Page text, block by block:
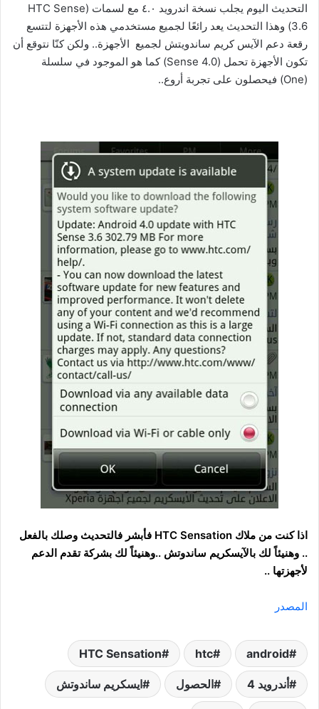
التحديث اليوم يجلب نسخة اندرويد ٤.٠ مع لسمات (HTC Sense
3.6) وهذا التحديث يعد رائعًا لجميع مستخدمي هذه الأجهزة لتتسع
رقعة دعم الآيس كريم ساندويتش لجميع الأجهزة.. ولكن كنّا نتوقع أن
تكون الأجهزة تحمل (Sense 4.0) كما هو الموجود في سلسلة
(One) فيحصلون على تجربة أروع..
اذا كنت من ملاك HTC Sensation فأبشر فالتحديث وصلك بالفعل
.. وهنيئاً لك بالآيسكريم ساندوتش ..وهنيئاً لك بشركة تقدم الدعم
لأجهزتها ..
المصدر
android
htc
HTC Sensation
أندرويد 4 الحصول ايسكريم ساندوتش